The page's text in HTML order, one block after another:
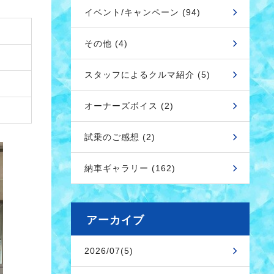
イベント/キャンペーン (94)
その他 (4)
スタッフによるクルマ紹介 (5)
オーナーズボイス (2)
試乗のご感想 (2)
納車ギャラリー (162)
アーカイブ
2026/07(5)